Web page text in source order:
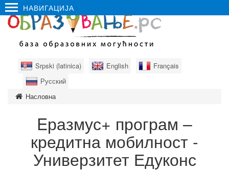
НАВИГАЦИЈА
Srpski (latinica) English
Français
Русский
Насловна
Eразмус+ програм –
кредитна мобилност -
Универзитет Едуконс